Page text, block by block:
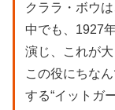
クララ・ボウ
中でも、1927
演じ、これが大
この役にちな
する“イットガ